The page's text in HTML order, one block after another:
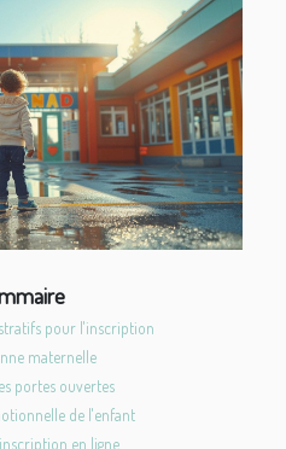
pour l'inscription
maternelle
portes ouvertes
de l'enfant
en ligne